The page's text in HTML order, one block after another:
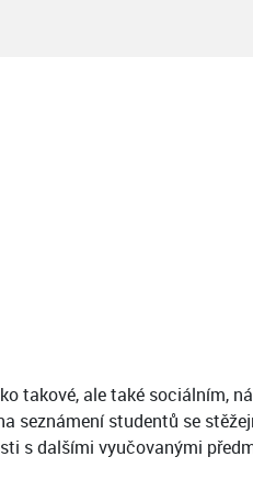
takové, ale také sociálním,
seznámení studentů se
s dalšími vyučovanými